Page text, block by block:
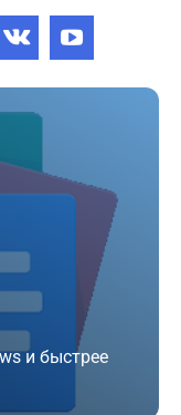
и быстрее